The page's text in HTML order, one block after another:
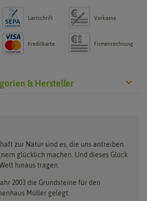
Lastschrift Vorkasse
Kreditkarte Firmenrechnung
& Hersteller
Keimsprossen
Saatgut für Werbezwecke
Samen-Sets
Gemüsesamen
FLORTUS
Greenline
Grüne Oase
zur Natur sind es, die uns antreiben.
glücklich machen. Und dieses Glück
hinaus tragen.
2003 die Grundsteine für den
Müller gelegt.